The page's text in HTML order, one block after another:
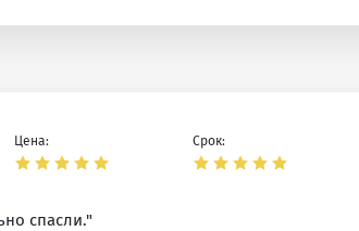
Цена: Срок:
спасли."